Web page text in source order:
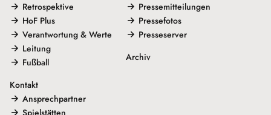
Retrospektive
HoF Plus
Verantwortung & Werte
Leitung
Fußball
Kontakt
Ansprechpartner
Pressemitteilungen
Pressefotos
Presseserver
Archiv